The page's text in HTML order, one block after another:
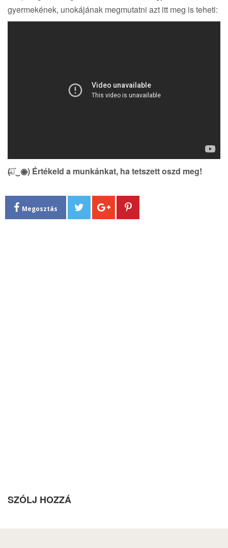
gyermekének, unokájának megmutatni azt itt meg is teheti:
(̶◉͛‿◉̶) Értékeld a munkánkat, ha tetszett oszd meg!
Megosztás
SZÓLJ HOZZÁ